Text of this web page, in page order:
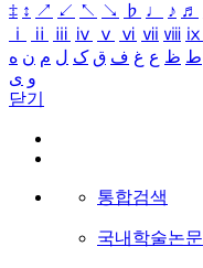
‡ ↕ ↗ ↙ ↖ ↘ ♭ ♩ ♪ ♬
ⅰ
ⅱ ⅲ ⅳ ⅴ ⅵ ⅶ ⅷ ⅸ
ط ظ ع غ ف ق ک ل م ن ه
و ی
닫기
통합검색
국내학술논문